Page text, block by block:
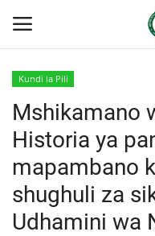
Nyumba
Jukwaa la Nasser la
Wasiliana
Kundi la Pili
Mshikamano
Historia ya
mapambano
shughuli za
Udhamini wa